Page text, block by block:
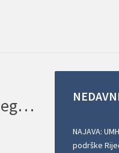
SAOPŠTENJE ZA JAVNOST: Personalna asistencija je pravo, a ne privilegija niti socijalna usluga
NAJAVA:
podrške